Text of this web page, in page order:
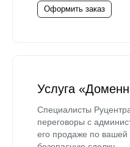
Оформить заказ
Услуга
Специалисты
переговоры с
его продаже по вашей